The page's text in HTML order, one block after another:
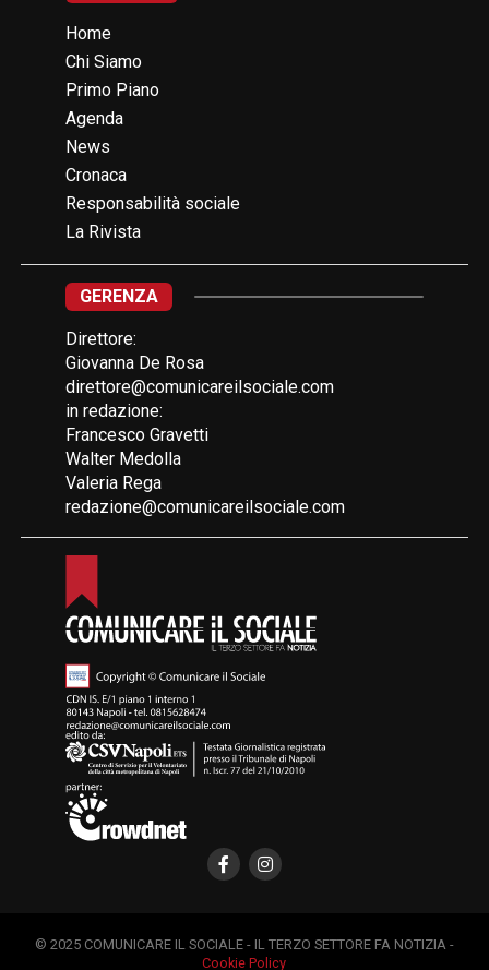
Home
Chi Siamo
Primo Piano
Agenda
News
Cronaca
Responsabilità sociale
La Rivista
GERENZA
Direttore:
Giovanna De Rosa
direttore@comunicareilsociale.com
in redazione:
Francesco Gravetti
Walter Medolla
Valeria Rega
redazione@comunicareilsociale.com
© 2025 COMUNICARE IL SOCIALE - IL TERZO SETTORE FA NOTIZIA -
Cookie Policy